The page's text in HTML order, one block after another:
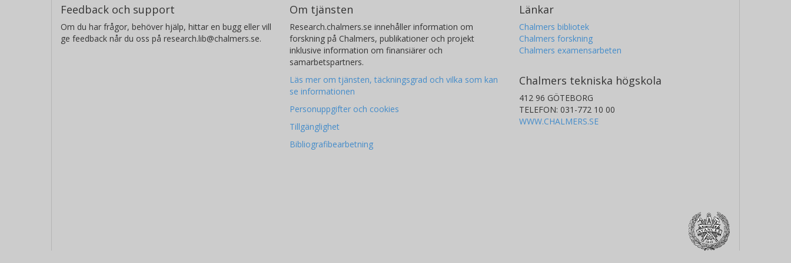
Feedback och support
Om du har frågor, behöver hjälp, hittar en bugg eller vill
ge feedback når du oss på research.lib@chalmers.se.
Om tjänsten
Research.chalmers.se innehåller information om
forskning på Chalmers, publikationer och projekt
inklusive information om finansiärer och
samarbetspartners.
Läs mer om tjänsten, täckningsgrad och vilka som kan
se informationen
Personuppgifter och cookies
Tillgänglighet
Bibliografibearbetning
Länkar
Chalmers bibliotek
Chalmers forskning
Chalmers examensarbeten
Chalmers tekniska högskola
412 96 GÖTEBORG
TELEFON: 031-772 10 00
WWW.CHALMERS.SE